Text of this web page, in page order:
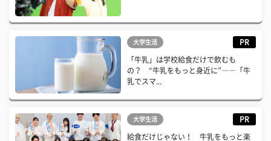
大学生活 PR
「牛乳」は学校給食だけで飲むも
の？ “牛乳をもっと身近に”――「牛
乳でスマ...
大学生活 PR
給食だけじゃない！ 牛乳をもっと楽